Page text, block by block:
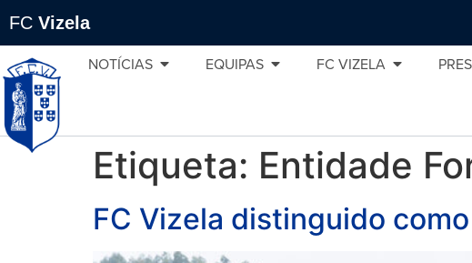
FC Vizela
NOTÍCIAS EQUIPAS FC VIZELA
Etiqueta: Entidade
FC Vizela distinguido